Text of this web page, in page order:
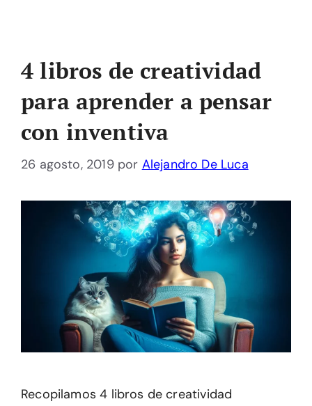
4 libros de creatividad
para aprender a pensar
con inventiva
26 agosto, 2019 por Alejandro De Luca
Recopilamos 4 libros de creatividad